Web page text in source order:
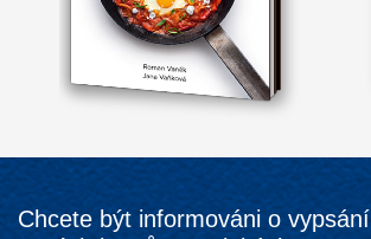
Chcete být informováni o vypsání